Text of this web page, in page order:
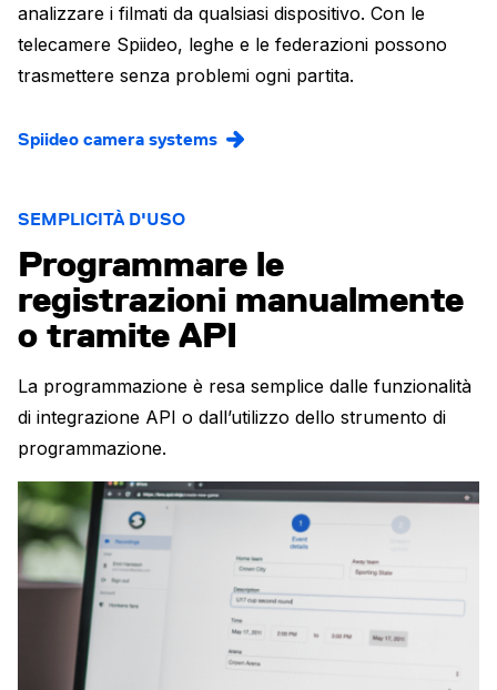
analizzare i filmati da qualsiasi dispositivo. Con le
telecamere Spiideo, leghe e le federazioni possono
trasmettere senza problemi ogni partita.
Spiideo camera systems
SEMPLICITÀ D'USO
Programmare le
registrazioni manualmente
o tramite API
La programmazione è resa semplice dalle funzionalità
di integrazione API o dall’utilizzo dello strumento di
programmazione.